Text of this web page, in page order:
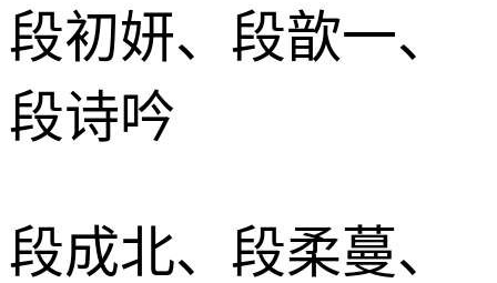
段初妍、段歆一、
段诗吟
段成北、段柔蔓、